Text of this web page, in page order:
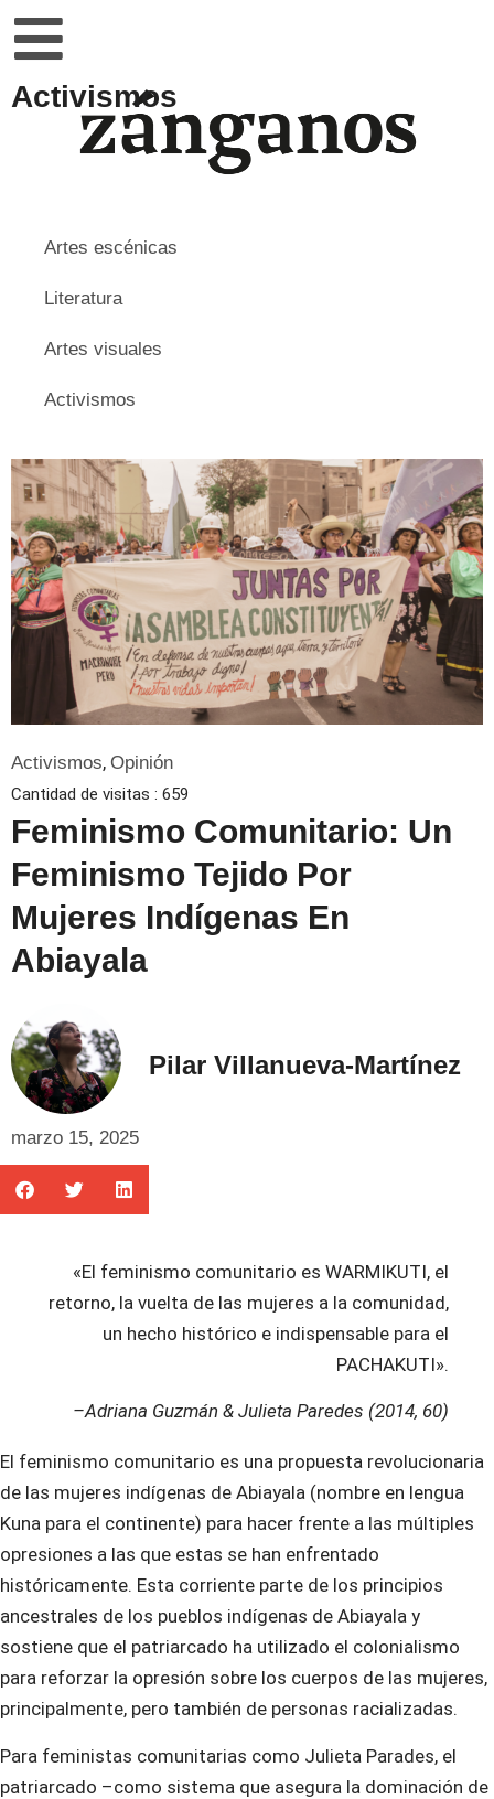
Activismos
Artes escénicas
Literatura
Artes visuales
Activismos
Activismos, Opinión
Cantidad de visitas : 659
Feminismo Comunitario: Un
Feminismo Tejido Por
Mujeres Indígenas En
Abiayala
Pilar Villanueva-Martínez
marzo 15, 2025
«El feminismo comunitario es WARMIKUTI, el
retorno, la vuelta de las mujeres a la comunidad,
un hecho histórico e indispensable para el
PACHAKUTI».
­–Adriana Guzmán & Julieta Paredes (2014, 60)
El feminismo comunitario es una propuesta revolucionaria
de las mujeres indígenas de Abiayala (nombre en lengua
Kuna para el continente) para hacer frente a las múltiples
opresiones a las que estas se han enfrentado
históricamente. Esta corriente parte de los principios
ancestrales de los pueblos indígenas de Abiayala y
sostiene que el patriarcado ha utilizado el colonialismo
para reforzar la opresión sobre los cuerpos de las mujeres,
principalmente, pero también de personas racializadas.
Para feministas comunitarias como Julieta Parades, el
patriarcado –como sistema que asegura la dominación de